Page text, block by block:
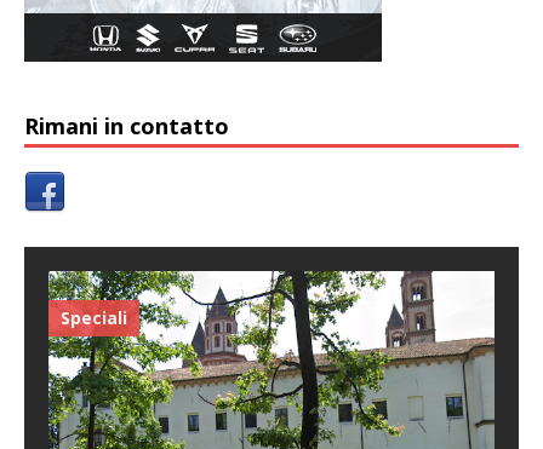
Rimani in contatto
Speciali